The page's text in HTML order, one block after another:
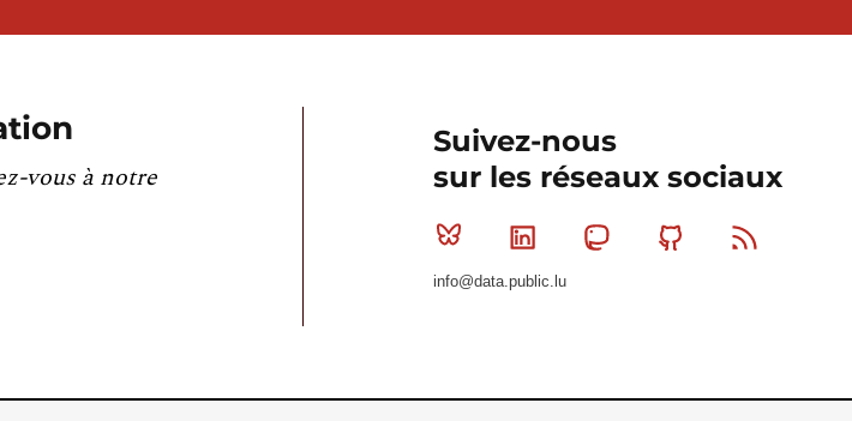
vous à notre
Suivez-nous
sur les réseaux sociaux
Bluesky Linkedin MastodonGithub
info@data.public.lu